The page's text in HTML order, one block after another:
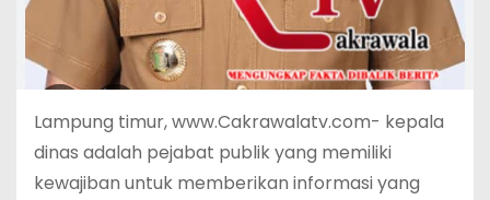
Lampung timur, www.Cakrawalatv.com- kepala
dinas adalah pejabat publik yang memiliki
kewajiban untuk memberikan informasi yang